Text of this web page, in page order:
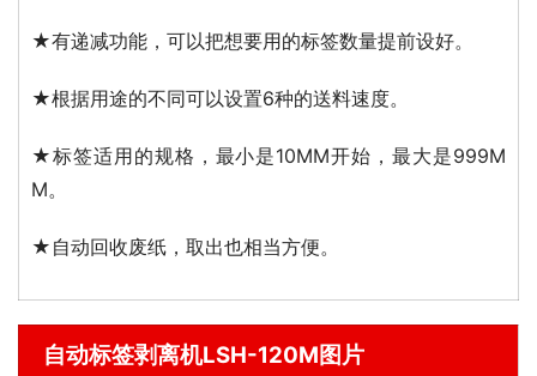
★有递减功能，可以把想要用的标签数量提前设好。
★根据用途的不同可以设置6种的送料速度。
★标签适用的规格，最小是10MM开始，最大是999M
M。
★自动回收废纸，取出也相当方便。
自动标签剥离机LSH-120M图片